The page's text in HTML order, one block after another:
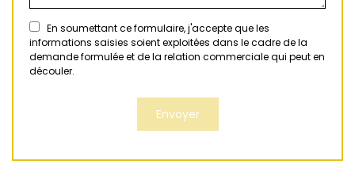
En soumettant ce formulaire, j'accepte que les
informations saisies soient exploitées dans le cadre de la
demande formulée et de la relation commerciale qui peut en
découler.